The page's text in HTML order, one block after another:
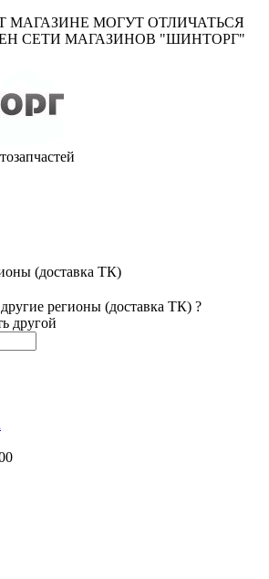
МАГАЗИНЕ МОГУТ ОТЛИЧАТЬСЯ
СЕТИ МАГАЗИНОВ "ШИНТОРГ"
(доставка ТК)
регионы (доставка ТК) ?
другой